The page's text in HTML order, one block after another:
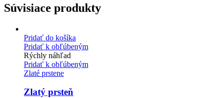
Súvisiace produkty
Pridať do košíka
Pridať k obľúbeným
Rýchly náhľad
Pridať k obľúbeným
Zlaté prstene
Zlatý prsteň